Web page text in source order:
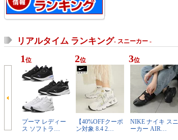
リアルタイム ランキング- スニーカー -
1 位
プーマ レディー
ス ソフトラ…
2位
【40%OFFクーポ
ン対象 8.4 2…
3位
NIKE ナイキ スニ
ーカー AIR…